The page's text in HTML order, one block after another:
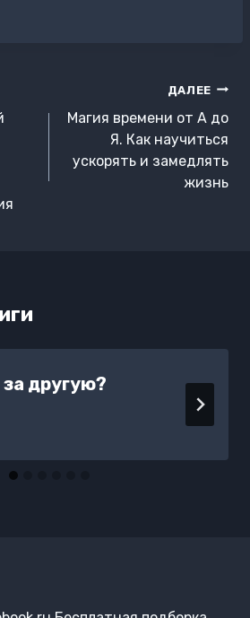
ДАЛЕЕ
Магия времени от А до
Я. Как научиться
ускорять и замедлять
жизнь
другую?